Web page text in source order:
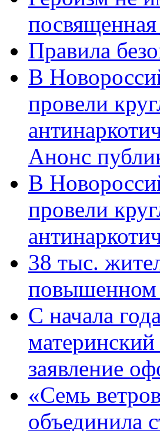
Правила
В
провели
Анонс
В
провели
38 тыс.
повышенном
С начала
заявление
«Семь
объединила